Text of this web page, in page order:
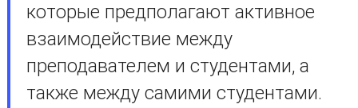
которые предполагают активное
взаимодействие между
преподавателем и студентами, а
также между самими студентами.